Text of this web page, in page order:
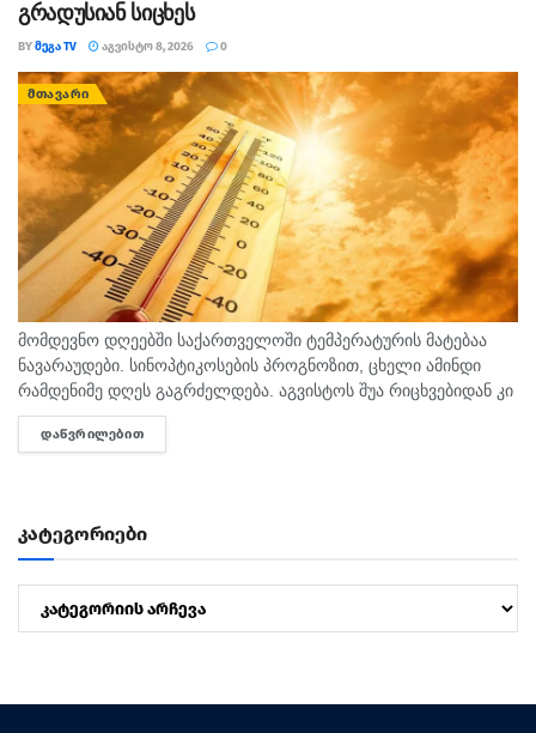
გრადუსიან სიცხეს
BYᲛᲔᲒᲐ TV ᲐᲒᲕᲘᲡᲢᲝ 8, 2026 0
ᲛᲗᲐᲕᲐᲠᲘ
მომდევნო დღეებში საქართველოში ტემპერატურის მატებაა
ნავარაუდები. სინოპტიკოსების პროგნოზით, ცხელი ამინდი
რამდენიმე დღეს გაგრძელდება. აგვისტოს შუა რიცხვებიდან კი
ტემპერატურა 40 გრადუსს მიაღწევს. "ტემპერატურამ აგვისტოს
თვეში შესაძლოა 35-40 გრადუსს მიაღწიოს, ანუ ამ...
ᲓᲐᲬᲕᲠᲘᲚᲔᲑᲘᲗ
კატეგორიები